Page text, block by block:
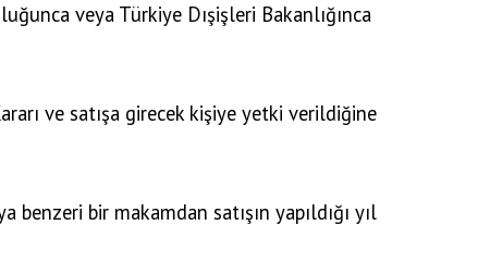
veya Türkiye Dışişleri Bakanlığınca
ve satışa girecek kişiye yetki verildiğine
bir makamdan satışın yapıldığı yıl